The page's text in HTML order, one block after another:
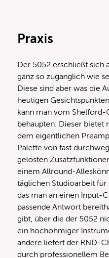
Praxis
Der 5052 erschließt sich
ganz so zugänglich wie
Diese sind aber was die
heutigen
kann man vom
behaupten. Dieser bietet
dem eigentlichen
Palette von fast
gelösten
einem Allround-
täglichen Studioarbeit für
das man an einen Input-
passende Antwort
gibt, über die der 5052
ein hochohmiger
andere liefert der RND-
durch professionellem